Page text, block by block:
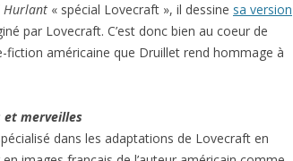
Hurlant « spécial Lovecraft », il dessine sa version
par Lovecraft. C’est donc bien au coeur de
fiction américaine que Druillet rend hommage à
et merveilles
dans les adaptations de Lovecraft en